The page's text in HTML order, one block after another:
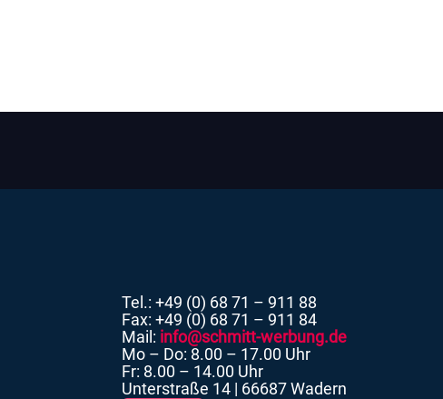
Tel.: +49 (0) 68 71 – 911 88
Fax: +49 (0) 68 71 – 911 84
Mail: info@schmitt-werbung.de
Mo – Do: 8.00 – 17.00 Uhr
Fr: 8.00 – 14.00 Uhr
Unterstraße 14 | 66687 Wadern